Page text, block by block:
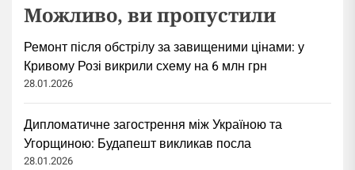
Можливо, ви пропустили
Ремонт після обстрілу за завищеними цінами: у
Кривому Розі викрили схему на 6 млн грн
28.01.2026
Дипломатичне загострення між Україною та
Угорщиною: Будапешт викликав посла
28.01.2026